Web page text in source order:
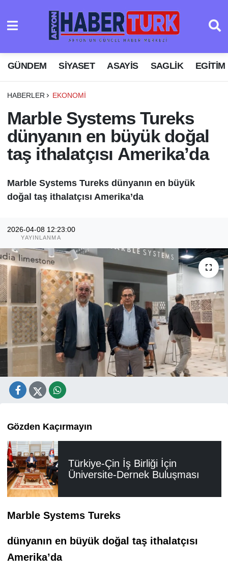
GÜNDEM SIYASET ASAYIS SAGLIK EGITIM
HABERLER EKONOMI
Marble Systems Tureks
dünyanın en büyük doğal
taş ithalatçısı Amerika’da
Marble Systems Tureks dünyanın en büyük
doğal taş ithalatçısı Amerika’da
2026-04-08 12:23:00
YAYINLANMA
Gözden Kaçırmayın
Türkiye-Çin İş Birliği İçin
Üniversite-Dernek Buluşması
Marble Systems Tureks
dünyanın en büyük doğal taş ithalatçısı
Amerika’da